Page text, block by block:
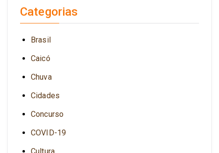
Categorias
Brasil
Caicó
Chuva
Cidades
Concurso
COVID-19